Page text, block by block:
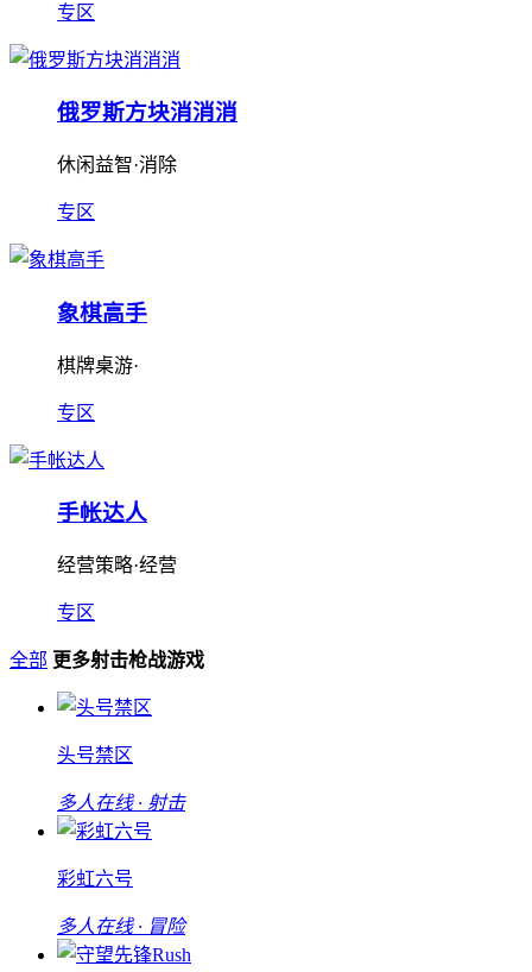
专区
俄罗斯方块消消消
休闲益智·消除
专区
象棋高手
棋牌桌游·
专区
手帐达人
经营策略·经营
专区
全部 更多射击枪战游戏
头号禁区
多人在线 · 射击
彩虹六号
多人在线 · 冒险